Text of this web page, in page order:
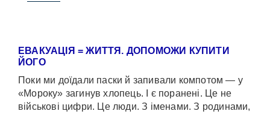
ЕВАКУАЦІЯ = ЖИТТЯ. ДОПОМОЖИ КУПИТИ
ЙОГО
Поки ми доїдали паски й запивали компотом — у
«Мороку» загинув хлопець. І є поранені. Це не
військові цифри. Це люди. З іменами. З родинами,